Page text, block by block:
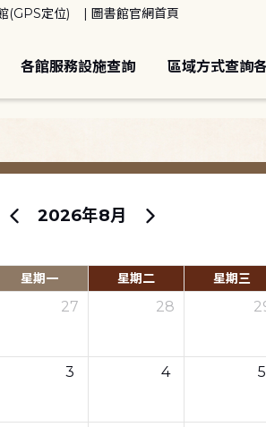
(GPS定位) 圖書館官網首頁
各館服務設施查詢 區域方式查詢
2026年8月
星期一 星期二 星期三
27 28
3 4 5